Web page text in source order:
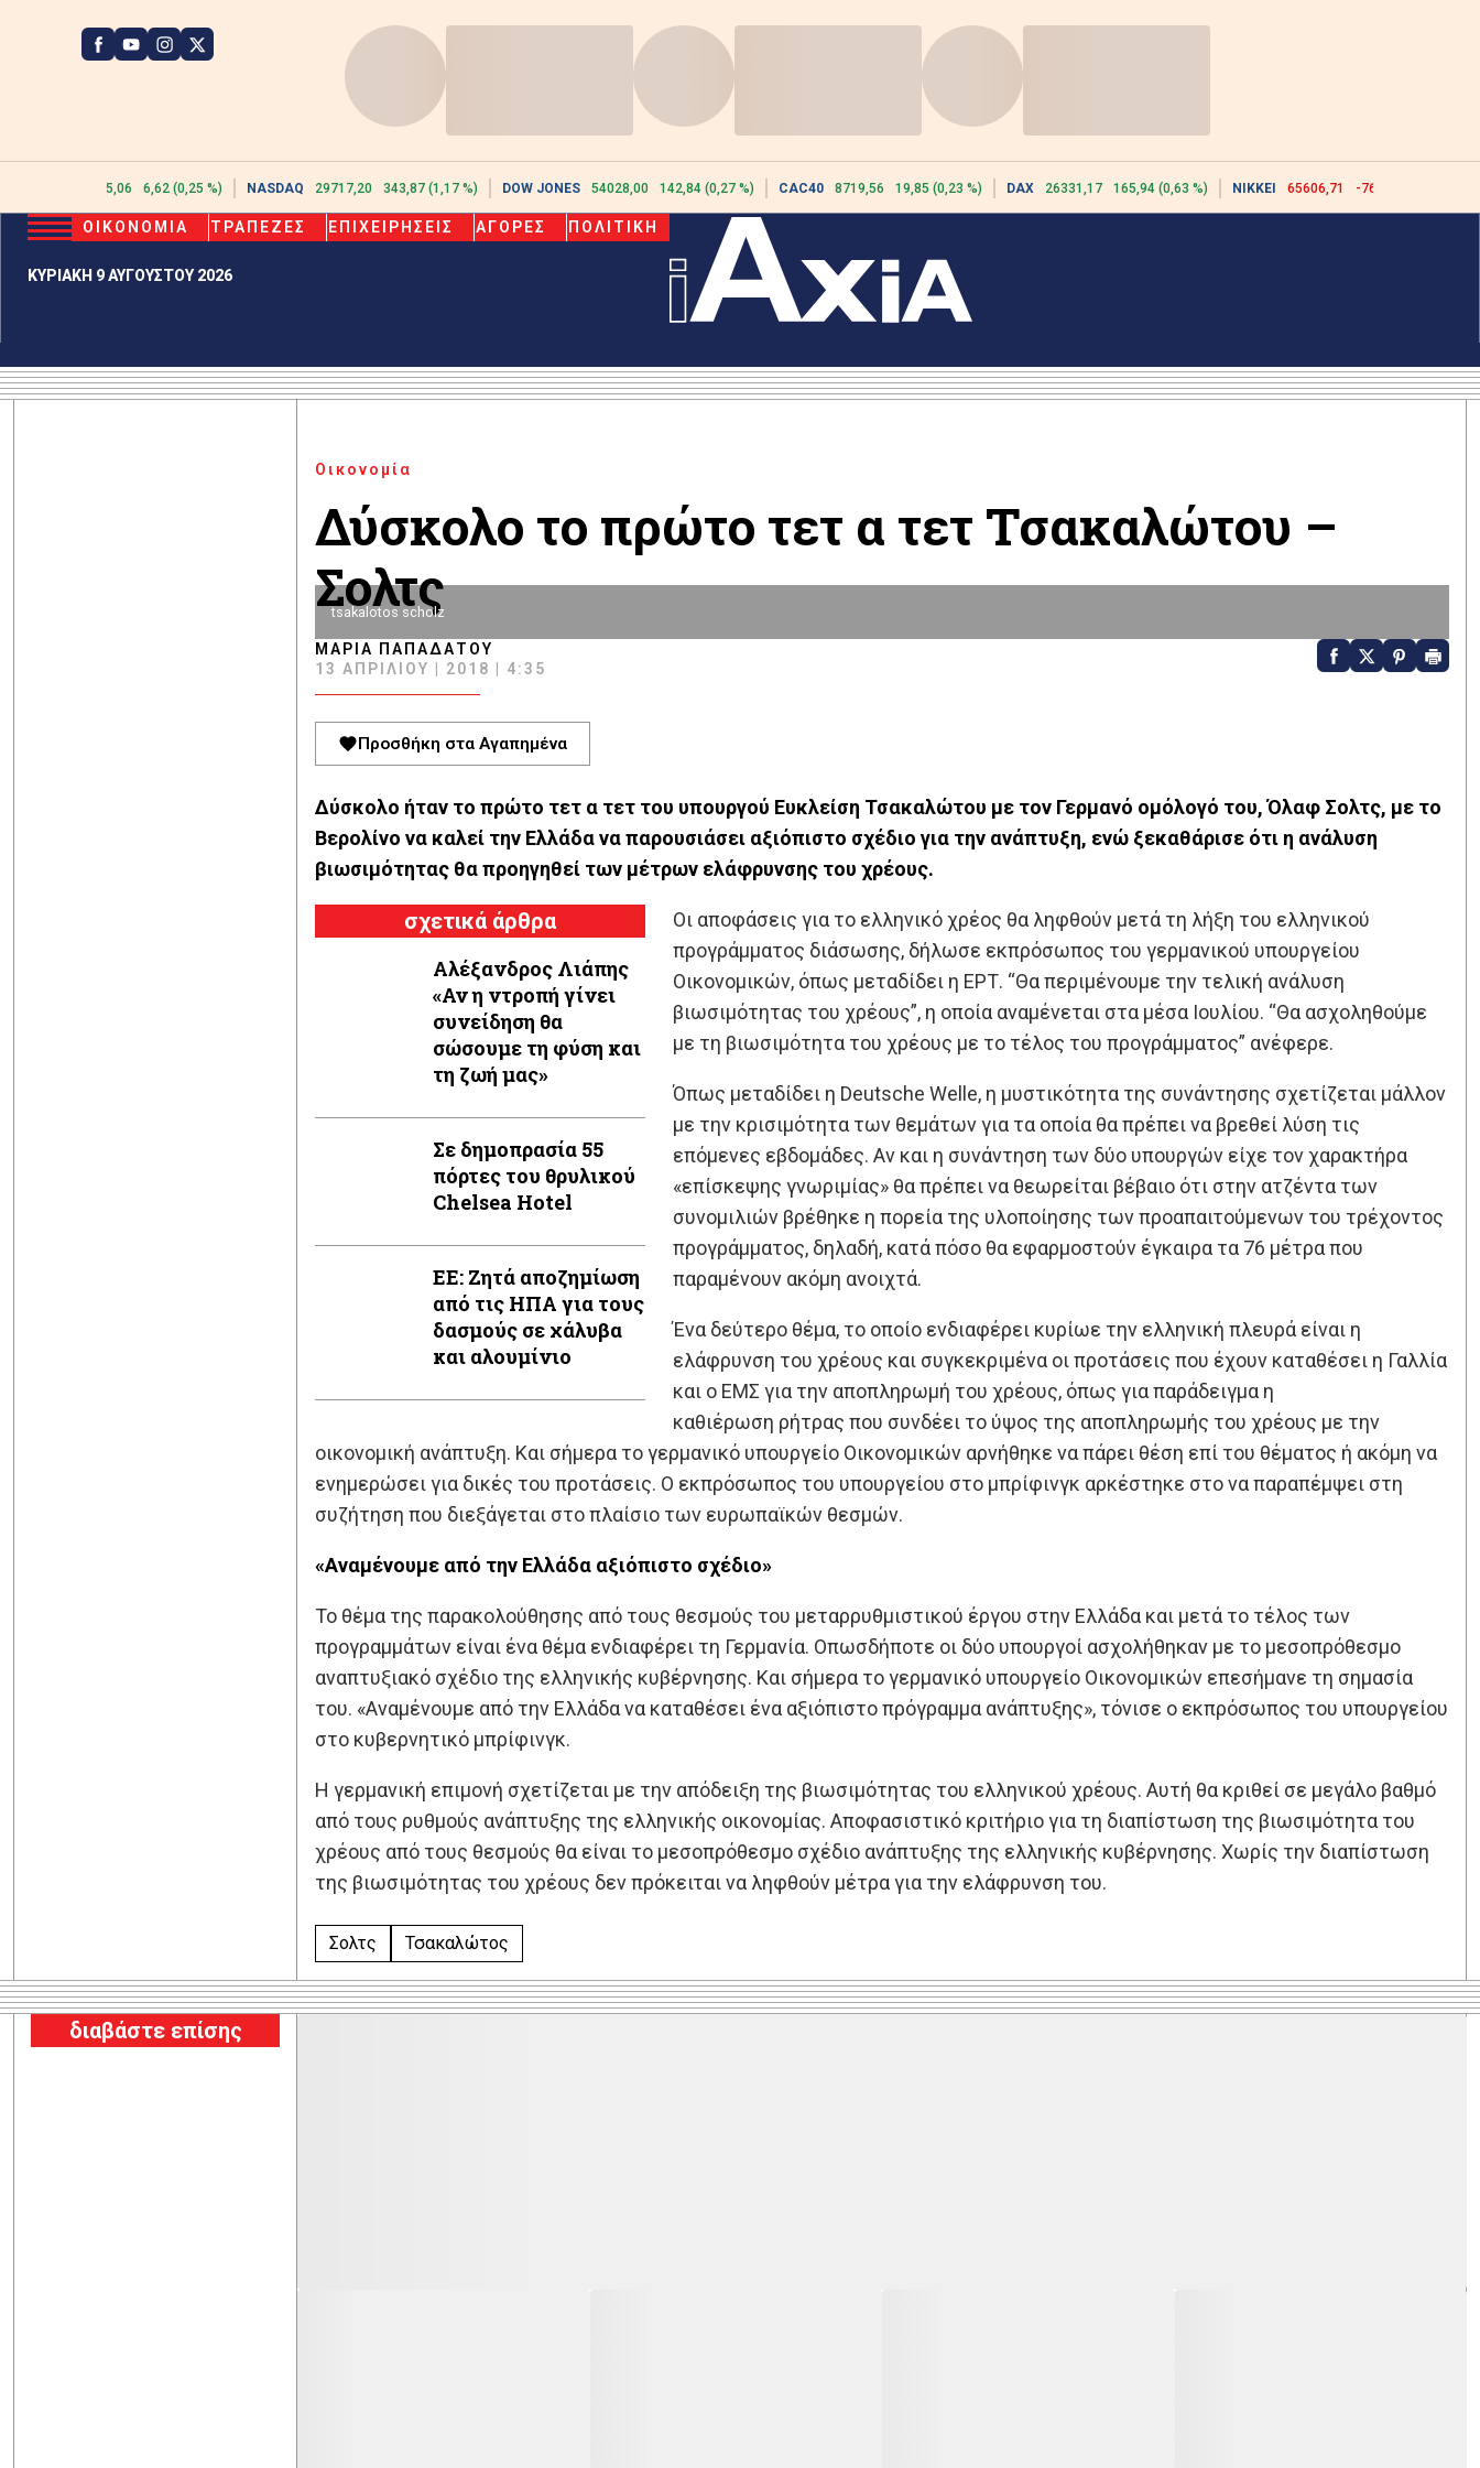
2615,06 6,62 (0,25 %) NASDAQ 29717,20 343,87 (1,17 %) DOW JONES 54028,00 142,84 (0,27 %) CAC40 8719,56 19,85 (0,23 %) DAX 26331,17 165,94 (0,63 %) NIKKEI 65606,71 -76,55 (-0,12 %)
ΚΥΡΙΑΚΗ 9 ΑΥΓΟΥΣΤΟΥ 2026
ΟΙΚΟΝΟΜΙΑ ΤΡΑΠΕΖΕΣ ΕΠΙΧΕΙΡΗΣΕΙΣ ΑΓΟΡΕΣ ΠΟΛΙΤΙΚΗ
Οικονομία
Δύσκολο το πρώτο τετ α τετ Τσακαλώτου –
Σολτς
tsakalotos scholz
ΜΑΡΊΑ ΠΑΠΑΔΆΤΟΥ
13 ΑΠΡΙΛΊΟΥ | 2018 | 4:35
Προσθήκη στα Αγαπημένα
Δύσκολο ήταν το πρώτο τετ α τετ του υπουργού Ευκλείση Τσακαλώτου με τον Γερμανό ομόλογό του, Όλαφ Σολτς, με το
Βερολίνο να καλεί την Ελλάδα να παρουσιάσει αξιόπιστο σχέδιο για την ανάπτυξη, ενώ ξεκαθάρισε ότι η ανάλυση
βιωσιμότητας θα προηγηθεί των μέτρων ελάφρυνσης του χρέους.
σχετικά άρθρα
Αλέξανδρος Λιάπης
«Αν η ντροπή γίνει
συνείδηση θα
σώσουμε τη φύση και
τη ζωή μας»
Σε δημοπρασία 55
πόρτες του θρυλικού
Chelsea Hotel
ΕΕ: Ζητά αποζημίωση
από τις ΗΠΑ για τους
δασμούς σε χάλυβα
και αλουμίνιο
Οι αποφάσεις για το ελληνικό χρέος θα ληφθούν μετά τη λήξη του ελληνικού
προγράμματος διάσωσης, δήλωσε εκπρόσωπος του γερμανικού υπουργείου
Οικονομικών, όπως μεταδίδει η ΕΡΤ. “Θα περιμένουμε την τελική ανάλυση
βιωσιμότητας του χρέους”, η οποία αναμένεται στα μέσα Ιουλίου. “Θα ασχοληθούμε
με τη βιωσιμότητα του χρέους με το τέλος του προγράμματος” ανέφερε.
Όπως μεταδίδει η Deutsche Welle, η μυστικότητα της συνάντησης σχετίζεται μάλλον
με την κρισιμότητα των θεμάτων για τα οποία θα πρέπει να βρεθεί λύση τις
επόμενες εβδομάδες. Αν και η συνάντηση των δύο υπουργών είχε τον χαρακτήρα
«επίσκεψης γνωριμίας» θα πρέπει να θεωρείται βέβαιο ότι στην ατζέντα των
συνομιλιών βρέθηκε η πορεία της υλοποίησης των προαπαιτούμενων του τρέχοντος
προγράμματος, δηλαδή, κατά πόσο θα εφαρμοστούν έγκαιρα τα 76 μέτρα που
παραμένουν ακόμη ανοιχτά.
Ένα δεύτερο θέμα, το οποίο ενδιαφέρει κυρίωε την ελληνική πλευρά είναι η
ελάφρυνση του χρέους και συγκεκριμένα οι προτάσεις που έχουν καταθέσει η Γαλλία
και ο ΕΜΣ για την αποπληρωμή του χρέους, όπως για παράδειγμα η
καθιέρωση ρήτρας που συνδέει το ύψος της αποπληρωμής του χρέους με την
οικονομική ανάπτυξη. Και σήμερα το γερμανικό υπουργείο Οικονομικών αρνήθηκε να πάρει θέση επί του θέματος ή ακόμη να
ενημερώσει για δικές του προτάσεις. Ο εκπρόσωπος του υπουργείου στο μπρίφινγκ αρκέστηκε στο να παραπέμψει στη
συζήτηση που διεξάγεται στο πλαίσιο των ευρωπαϊκών θεσμών.
«Αναμένουμε από την Ελλάδα αξιόπιστο σχέδιο»
Το θέμα της παρακολούθησης από τους θεσμούς του μεταρρυθμιστικού έργου στην Ελλάδα και μετά το τέλος των
προγραμμάτων είναι ένα θέμα ενδιαφέρει τη Γερμανία. Οπωσδήποτε οι δύο υπουργοί ασχολήθηκαν με το μεσοπρόθεσμο
αναπτυξιακό σχέδιο της ελληνικής κυβέρνησης. Και σήμερα το γερμανικό υπουργείο Οικονομικών επεσήμανε τη σημασία
του. «Αναμένουμε από την Ελλάδα να καταθέσει ένα αξιόπιστο πρόγραμμα ανάπτυξης», τόνισε ο εκπρόσωπος του υπουργείου
στο κυβερνητικό μπρίφινγκ.
Η γερμανική επιμονή σχετίζεται με την απόδειξη της βιωσιμότητας του ελληνικού χρέους. Αυτή θα κριθεί σε μεγάλο βαθμό
από τους ρυθμούς ανάπτυξης της ελληνικής οικονομίας. Αποφασιστικό κριτήριο για τη διαπίστωση της βιωσιμότητα του
χρέους από τους θεσμούς θα είναι το μεσοπρόθεσμο σχέδιο ανάπτυξης της ελληνικής κυβέρνησης. Χωρίς την διαπίστωση
της βιωσιμότητας του χρέους δεν πρόκειται να ληφθούν μέτρα για την ελάφρυνση του.
Σολτς Τσακαλώτος
διαβάστε επίσης